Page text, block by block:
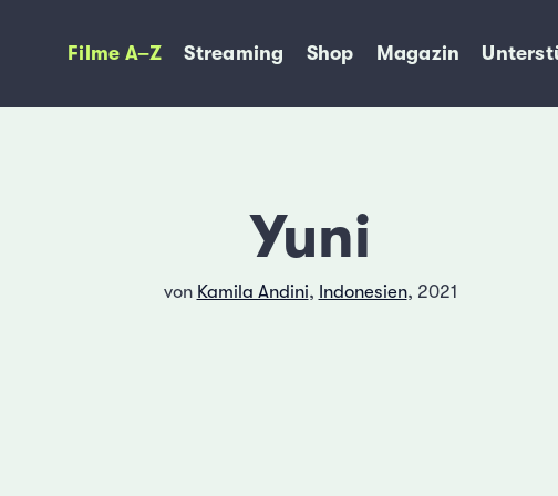
Filme A–Z Streaming Shop Magazin
Yuni
von Kamila Andini, Indonesien, 2021